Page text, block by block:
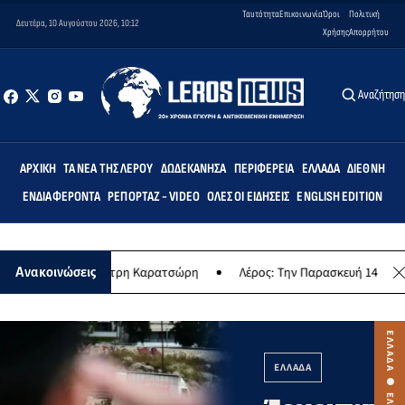
Δευτέρα, 10 Αυγούστου 2026, 10:12
ΤαυτότηταΕπικοινωνίαΌροι
Χρήσης
Πολιτική
Απορρήτου
Αναζήτηση
ΑΡΧΙΚΉ ΤΑ ΝΈΑ ΤΗΣ ΛΈΡΟΥ ΔΩΔΕΚΆΝΗΣΑ ΠΕΡΙΦΈΡΕΙΑ ΕΛΛΆΔΑ ΔΙΕΘΝΉ
ΕΝΔΙΑΦΈΡΟΝΤΑ ΡΕΠΟΡΤΆΖ - VIDEO ΌΛΕΣ ΟΙ ΕΙΔΉΣΕΙΣ ENGLISH EDITION
Ανακοινώσεις
Δημήτρη Καρατσώρη Λέρος: Την Παρασκευή 14 Αυγούστου
ΕΛΛΑΔΑ